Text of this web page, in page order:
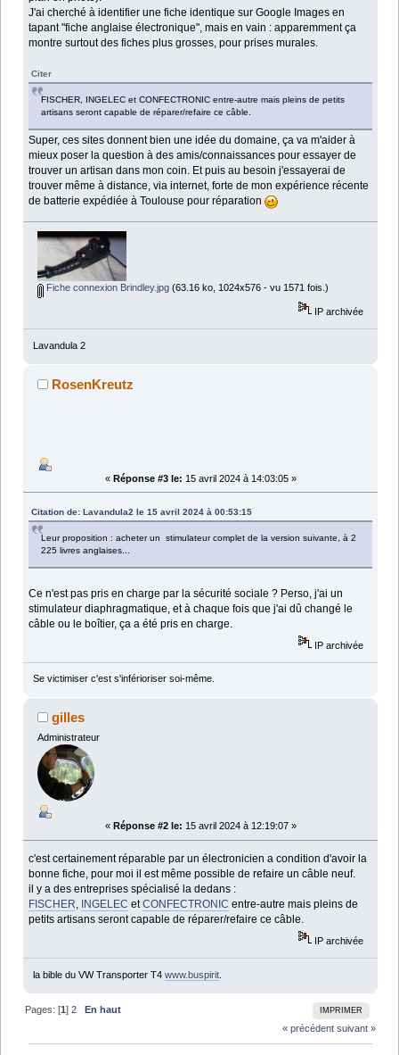
J'ai cherché à identifier une fiche identique sur Google Images en
tapant "fiche anglaise électronique", mais en vain : apparemment ça
montre surtout des fiches plus grosses, pour prises murales.
Citer
FISCHER, INGELEC et CONFECTRONIC entre-autre mais pleins de petits
artisans seront capable de réparer/refaire ce câble.
Super, ces sites donnent bien une idée du domaine, ça va m'aider à
mieux poser la question à des amis/connaissances pour essayer de
trouver un artisan dans mon coin. Et puis au besoin j'essayerai de
trouver même à distance, via internet, forte de mon expérience récente
de batterie expédiée à Toulouse pour réparation
Fiche connexion Brindley.jpg(63.16 ko, 1024x576 - vu 1571 fois.)
IP archivée
Lavandula 2
RosenKreutz
« Réponse #3 le: 15 avril 2024 à 14:03:05 »
Citation de: Lavandula2 le 15 avril 2024 à 00:53:15
Leur proposition : acheter un stimulateur complet de la version suivante, à 2
225 livres anglaises...
Ce n'est pas pris en charge par la sécurité sociale ? Perso, j'ai un
stimulateur diaphragmatique, et à chaque fois que j'ai dû changé le
câble ou le boîtier, ça a été pris en charge.
IP archivée
Se victimiser c'est s'inférioriser soi-même.
gilles
Administrateur
« Réponse #2 le: 15 avril 2024 à 12:19:07 »
c'est certainement réparable par un électronicien a condition d'avoir la
bonne fiche, pour moi il est même possible de refaire un câble neuf.
il y a des entreprises spécialisé la dedans :
FISCHER, INGELEC etCONFECTRONIC entre-autre mais pleins de
petits artisans seront capable de réparer/refaire ce câble.
IP archivée
la bible du VW Transporter T4 www.buspirit.
IMPRIMER
Pages: [1]2
En haut
« précédent suivant »